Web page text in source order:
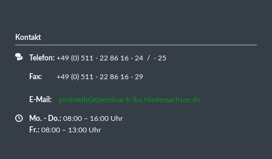
Kontakt
Telefon:+49 (0) 511 - 22 86 16 - 24 / - 25
Fax:+49 (0) 511 - 22 86 16 - 29
E-Mail: poststelle(at)seminar-h-lbs.Niedersachsen.de
Mo. - Do.:08:00 – 16:00 Uhr
Fr.:08:00 – 13:00 Uhr